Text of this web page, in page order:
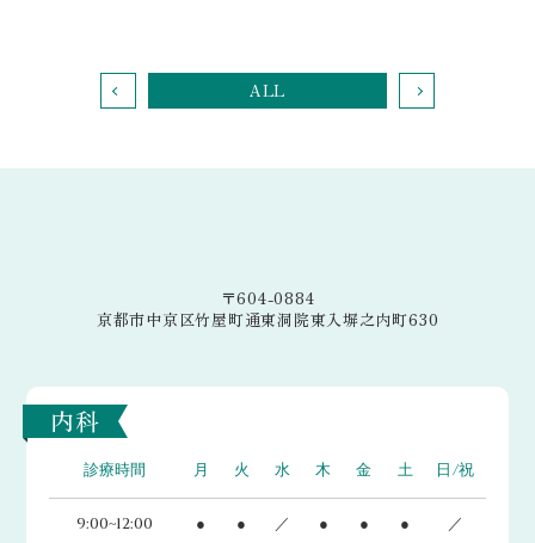
ALL
〒604-0884
京都市中京区竹屋町通東洞院東入塀之内町630
内科
診療時間 月 火 水 木 金 土 日/祝
9:00~12:00 ● ● ／ ● ● ● ／